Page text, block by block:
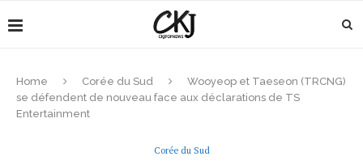
Home Corée du Sud
Wooyeop et Taeseon (TRCNG)
se défendent de nouveau face aux déclarations de TS
Entertainment
Corée du Sud